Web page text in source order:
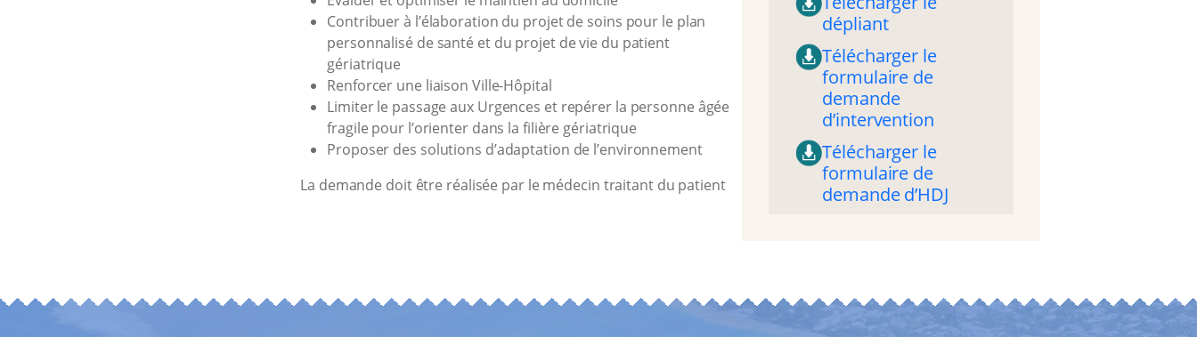
Contribuer à l’élaboration du projet de soins pour le plan
personnalisé de santé et du projet de vie du patient
gériatrique
Renforcer une liaison Ville-Hôpital
Limiter le passage aux Urgences et repérer la personne âgée
fragile pour l’orienter dans la filière gériatrique
Proposer des solutions d’adaptation de l’environnement
La demande doit être réalisée par le médecin traitant du patient
dépliant
Télécharger le
formulaire de
demande
d’intervention
Télécharger le
formulaire de
demande d’HDJ